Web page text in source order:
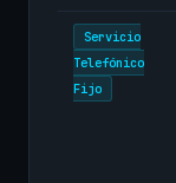
Servicio
Telefónico
Fijo